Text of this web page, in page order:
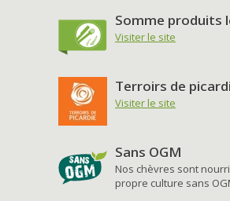
Somme produits
Visiter le site
Terroirs de
Visiter le site
Sans OGM
Nos chèvres sont
propre culture sans